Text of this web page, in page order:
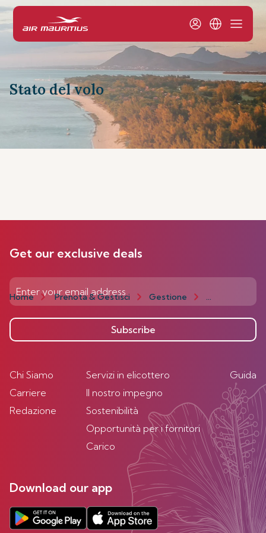
Stato del volo
Home Prenota & Gestisci Gestione Flight Status
Get our exclusive deals
Subscribe
Chi Siamo
Carriere
Redazione
Servizi in elicottero
Il nostro impegno
Sostenibilità
Opportunità per i fornitori
Carico
Guida
Download our app